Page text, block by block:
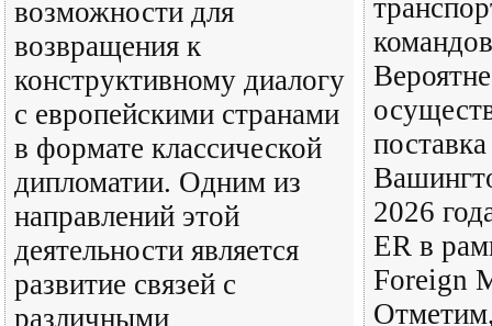
возможности для
возвращения к
конструктивному диалогу
с европейскими странами
в формате классической
дипломатии. Одним из
направлений этой
деятельности является
развитие связей с
различными
2026
ER в
Foreign